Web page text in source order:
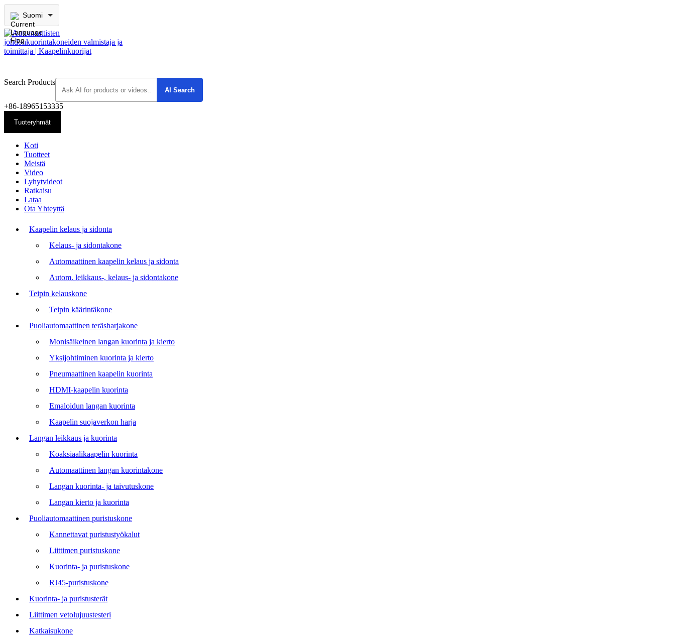
Suomi
Search Products
+86-18965153335
Tuoteryhmät
Koti
Tuotteet
Meistä
Video
Lyhytvideot
Ratkaisu
Lataa
Ota Yhteyttä
Kaapelin kelaus ja sidonta
Kelaus- ja sidontakone
Automaattinen kaapelin kelaus ja sidonta
Autom. leikkaus-, kelaus- ja sidontakone
Teipin kelauskone
Teipin käärintäkone
Puoliautomaattinen teräsharjakone
Monisäikeinen langan kuorinta ja kierto
Yksijohtiminen kuorinta ja kierto
Pneumaattinen kaapelin kuorinta
HDMI-kaapelin kuorinta
Emaloidun langan kuorinta
Kaapelin suojaverkon harja
Langan leikkaus ja kuorinta
Koaksiaalikaapelin kuorinta
Automaattinen langan kuorintakone
Langan kuorinta- ja taivutuskone
Langan kierto ja kuorinta
Puoliautomaattinen puristuskone
Kannettavat puristustyökalut
Liittimen puristuskone
Kuorinta- ja puristuskone
RJ45-puristuskone
Kuorinta- ja puristusterät
Liittimen vetolujuustesteri
Katkaisukone